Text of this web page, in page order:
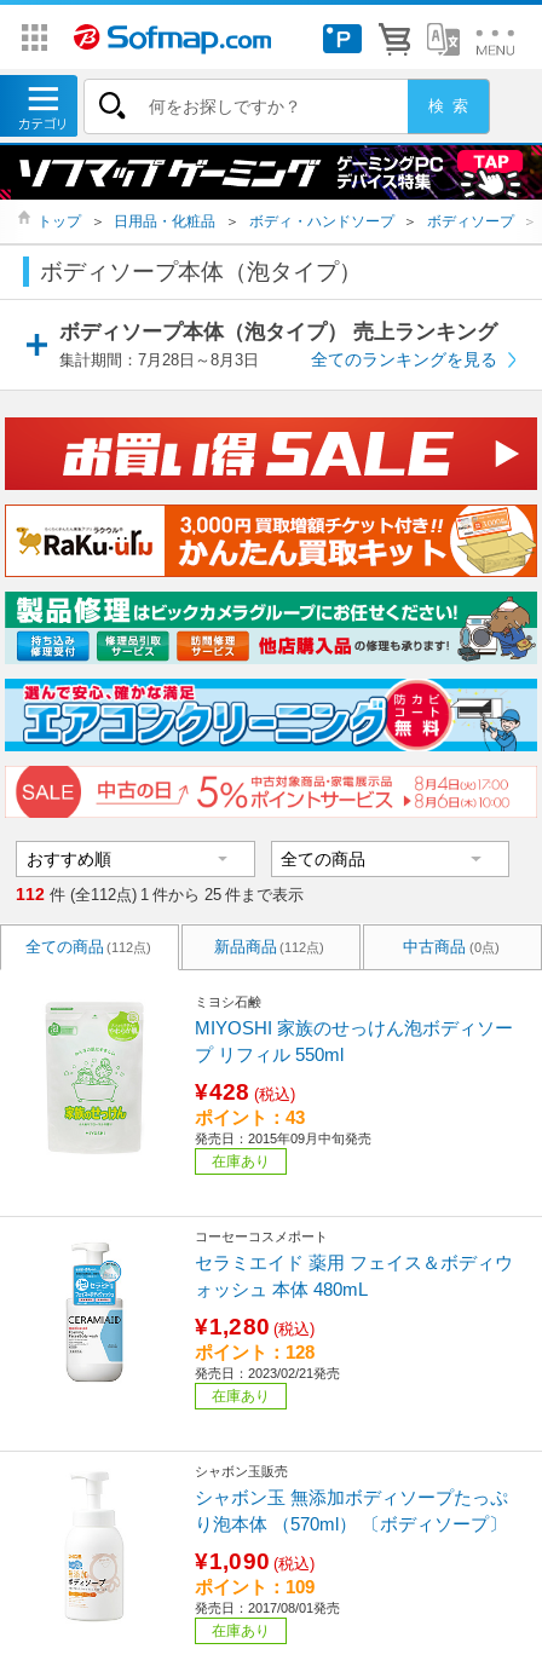
トップ ＞ 日用品・化粧品 ＞ ボディ・ハンドソープ ＞ ボディソープ ＞
ボディソープ本体（泡タイプ）
ボディソープ本体（泡タイプ） 売上ランキング
集計期間：7月28日～8月3日 全てのランキングを見る
112 件 (全112点) 1 件から 25 件まで表示
全ての商品 (112点) 新品商品 (112点) 中古商品 (0点)
ミヨシ石鹸
MIYOSHI 家族のせっけん泡ボディソー
プ リフィル 550ml
¥428 (税込)
ポイント：43
発売日：2015年09月中旬発売
在庫あり
コーセーコスメポート
セラミエイド 薬用 フェイス＆ボディウ
ォッシュ 本体 480mL
¥1,280 (税込)
ポイント：128
発売日：2023/02/21発売
在庫あり
シャボン玉販売
シャボン玉 無添加ボディソープたっぷ
り泡本体 （570ml） 〔ボディソープ〕
¥1,090 (税込)
ポイント：109
発売日：2017/08/01発売
在庫あり